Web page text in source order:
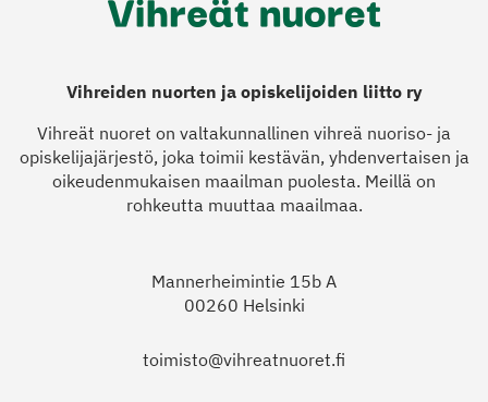
Vihreiden nuorten ja opiskelijoiden liitto ry
Vihreät nuoret on valtakunnallinen vihreä nuoriso- ja
opiskelijajärjestö, joka toimii kestävän, yhdenvertaisen ja
oikeudenmukaisen maailman puolesta. Meillä on
rohkeutta muuttaa maailmaa.
Mannerheimintie 15b A
00260 Helsinki
toimisto@vihreatnuoret.fi